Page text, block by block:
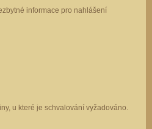
informace pro nahlášení
u které je schvalování vyžadováno.